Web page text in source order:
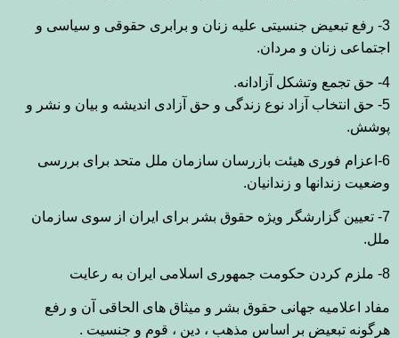
3- رفع تبعیض جنسیتی علیه زنان و برابری حقوقی و
سیاسی و
اجتماعی زنان و مردان.
4- حق تجمع وتشکل آزادانه.
5- حق انتخاب آزاد نوع زندگی و حق آزادی اندیشه و بیان و نشر و
پوشش.
6-
اعزام فوری هیئت بازرسان سازمان ملل متحد برای بررسی
وضعیت زندانها و زندانیان.
7- تعیین گزارشگر ویژه حقوق بشر برای ایران از سوی سازمان
ملل.
8- ملزم کردن حکومت جمهوری اسلامی ایران به رعایت
مفاد اعلامیه جهانی حقوق بشر و میثاق های الحاقی آن و رفع
هرگونه تبعیض بر اساس مذهب ، دین ، قوم و جنسیت .